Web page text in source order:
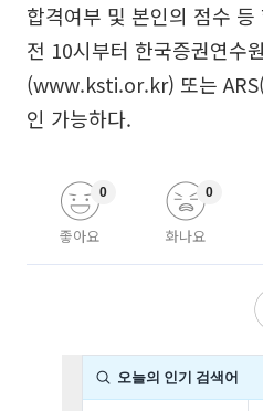
합격여부 및 본인의 점수
전 10시부터 한국증권연수
(www.ksti.or.kr) 또는
인 가능하다.
좋아요
0
화나요
0